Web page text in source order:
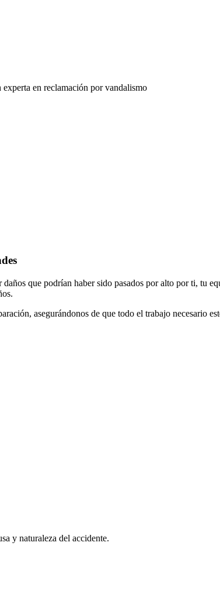
en reclamación por vandalismo
que podrían haber sido pasados por alto por ti, tu
asegurándonos de que todo el trabajo necesario
y naturaleza del accidente.